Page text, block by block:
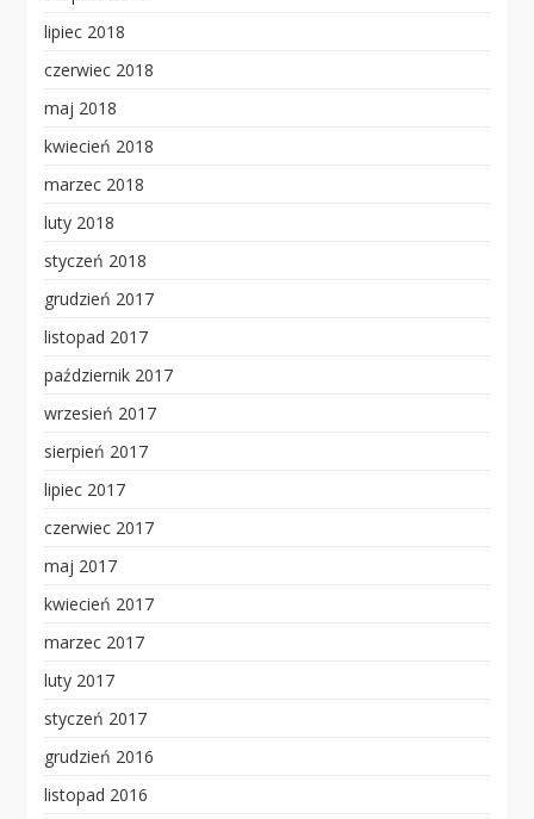
lipiec 2018
czerwiec 2018
maj 2018
kwiecień 2018
marzec 2018
luty 2018
styczeń 2018
grudzień 2017
listopad 2017
październik 2017
wrzesień 2017
sierpień 2017
lipiec 2017
czerwiec 2017
maj 2017
kwiecień 2017
marzec 2017
luty 2017
styczeń 2017
grudzień 2016
listopad 2016